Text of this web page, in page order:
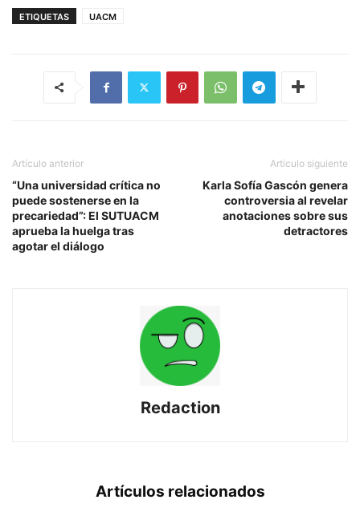
ETIQUETAS UACM
Artículo anterior
“Una universidad crítica no
puede sostenerse en la
precariedad”: El SUTUACM
aprueba la huelga tras
agotar el diálogo
Artículo siguiente
Karla Sofía Gascón genera
controversia al revelar
anotaciones sobre sus
detractores
Redaction
Artículos relacionados